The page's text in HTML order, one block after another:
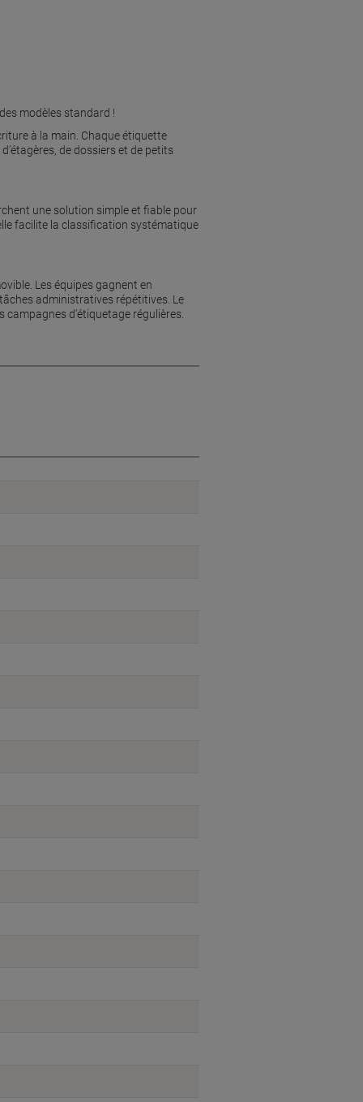
modèles standard !
à la main. Chaque étiquette
de dossiers et de petits
une solution simple et fiable pour
facilite la classification systématique
Les équipes gagnent en
administratives répétitives. Le
d’étiquetage régulières.